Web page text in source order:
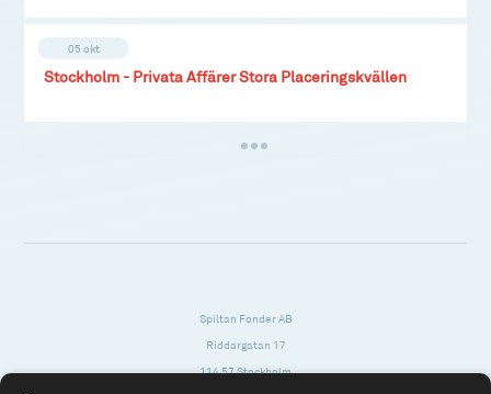
05 okt
Stockholm - Privata Affärer Stora Placeringskvällen
Spiltan Fonder AB
Riddargatan 17
114 57 Stockholm